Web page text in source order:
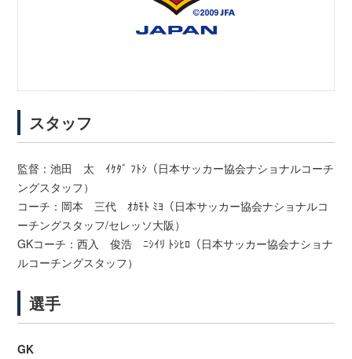
スタッフ
監督：池田 太 ｲｹﾀﾞ ﾌﾄｼ（日本サッカー協会ナショナルコーチ
ングスタッフ）
コーチ：岡本 三代 ｵｶﾓﾄ ﾐﾖ（日本サッカー協会ナショナルコ
ーチングスタッフ/セレッソ大阪）
GKコーチ：西入 俊浩 ﾆｼｲﾘ ﾄｼﾋﾛ（日本サッカー協会ナショナ
ルコーチングスタッフ）
選手
GK